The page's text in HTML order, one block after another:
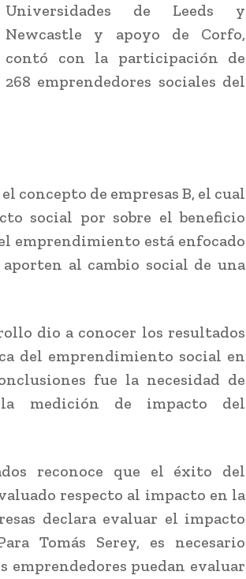
Universidades de Leeds y
Newcastle y apoyo de Corfo,
contó con la participación de
268 emprendedores sociales del
concepto de empresas B, el cual
social por sobre el beneficio
emprendimiento está enfocado
al cambio social de una
dio a conocer los resultados
del emprendimiento social en
fue la necesidad de
medición de impacto del
reconoce que el éxito del
respecto al impacto en la
declara evaluar el impacto
Tomás Serey, es necesario
emprendedores puedan evaluar